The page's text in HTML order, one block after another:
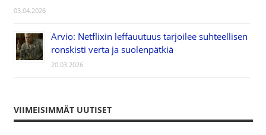
03.04.2026
Arvio: Netflixin leffauutuus tarjoilee suhteellisen
ronskisti verta ja suolenpätkiä
20.03.2026
VIIMEISIMMÄT UUTISET